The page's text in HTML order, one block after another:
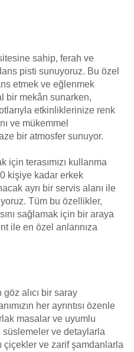
sahip, ferah ve
pisti sunuyoruz. Bu özel
etmek ve eğlenmek
bir mekân sunarken,
etkinliklerinize renk
ve mükemmel
bir atmosfer sunuyor.
için terasımızı kullanma
kişiye kadar erkek
ayrı bir servis alanı ile
Tüm bu özellikler,
sağlamak için bir araya
ile en özel anlarınıza
alıcı bir saray
her ayrıntısı özenle
masalar ve uyumlu
ve detaylarla
çiçekler ve zarif şamdanlarla